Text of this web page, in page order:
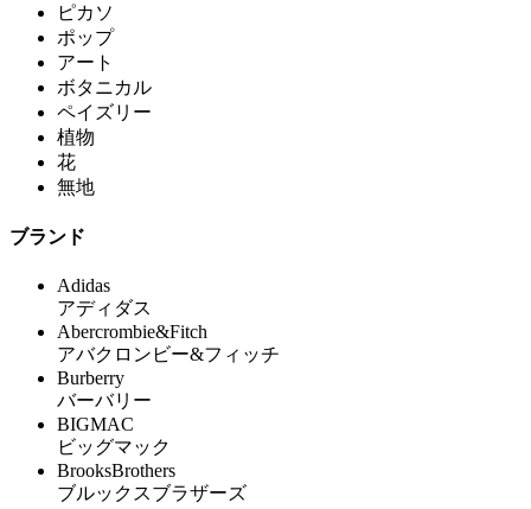
ピカソ
ポップ
アート
ボタニカル
ペイズリー
植物
花
無地
ブランド
Adidas
アディダス
Abercrombie&Fitch
アバクロンビー&フィッチ
Burberry
バーバリー
BIGMAC
ビッグマック
BrooksBrothers
ブルックスブラザーズ